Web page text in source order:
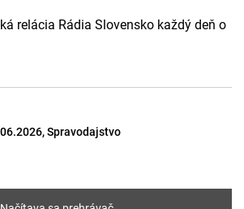
relácia Rádia Slovensko každý deň o
Spravodajstvo